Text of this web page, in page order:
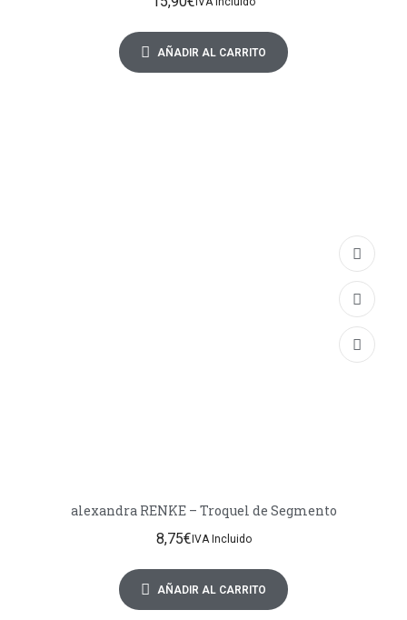
AÑADIR AL CARRITO
alexandra RENKE – Troquel de Segmento
8,75€IVA Incluido
AÑADIR AL CARRITO